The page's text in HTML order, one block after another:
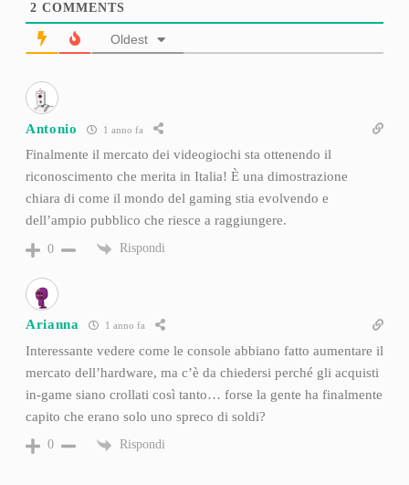
2 COMMENTS
Oldest
Antonio 1 anno fa
Finalmente il mercato dei videogiochi sta ottenendo il
riconoscimento che merita in Italia! È una dimostrazione
chiara di come il mondo del gaming stia evolvendo e
dell’ampio pubblico che riesce a raggiungere.
0 Rispondi
Arianna 1 anno fa
Interessante vedere come le console abbiano fatto aumentare il
mercato dell’hardware, ma c’è da chiedersi perché gli acquisti
in-game siano crollati così tanto… forse la gente ha finalmente
capito che erano solo uno spreco di soldi?
0 Rispondi